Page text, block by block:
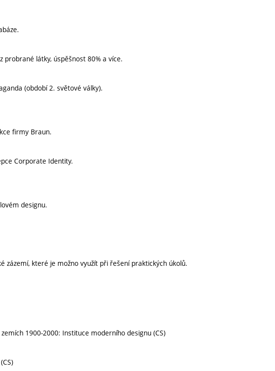
probrané látky, úspěšnost 80% a více.
(období 2. světové války).
firmy Braun.
Corporate Identity.
designu.
zázemí, které je možno využít při řešení praktických úkolů.
1900-2000: Instituce moderního designu (CS)